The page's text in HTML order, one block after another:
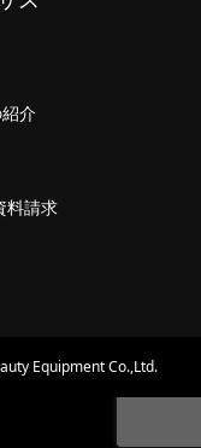
介
料請求
Equipment Co.,Ltd.